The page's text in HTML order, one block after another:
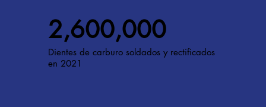
2,600,000
Dientes de carburo soldados y rectificados
en 2021